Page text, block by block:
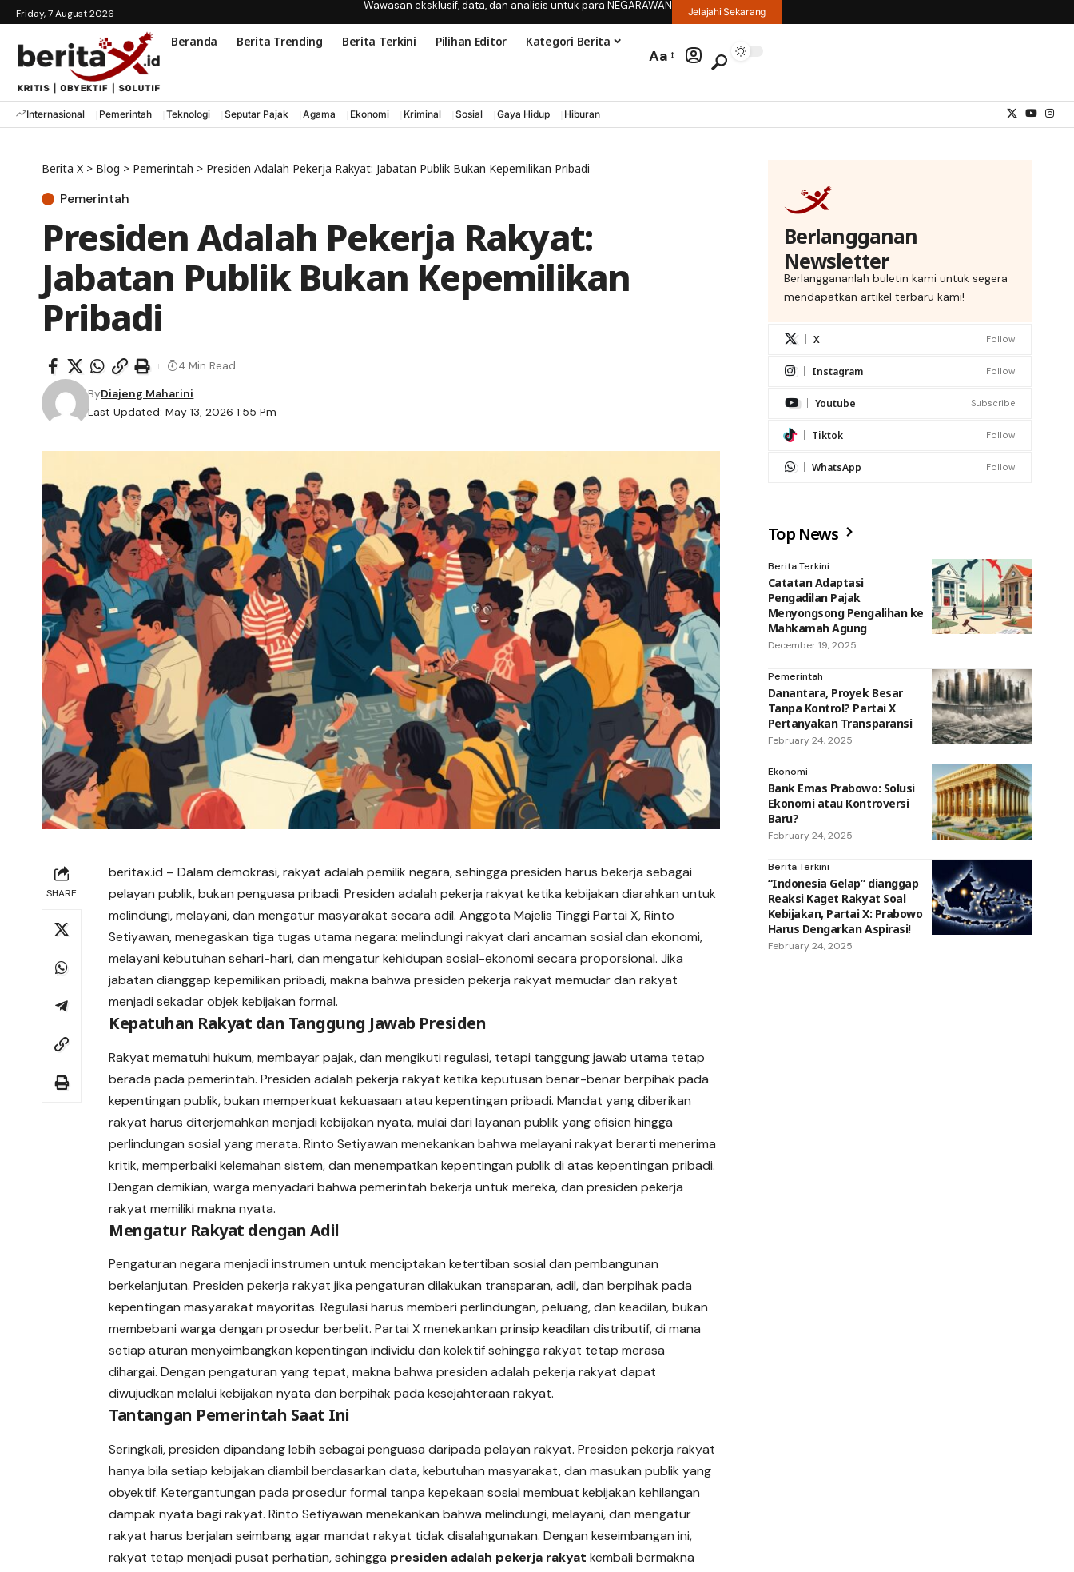
Friday, 7 August 2026
Wawasan eksklusif, data, dan analisis untuk para NEGARAWAN Jelajahi Sekarang
Beranda Berita Trending Berita Terkini Pilihan Editor Kategori Berita
Aa
Internasional Pemerintah Teknologi Seputar Pajak Agama Ekonomi Kriminal Sosial Gaya Hidup Hiburan
Berita X > Blog > Pemerintah > Presiden Adalah Pekerja Rakyat: Jabatan Publik Bukan Kepemilikan Pribadi
Pemerintah
Presiden Adalah Pekerja Rakyat:
Jabatan Publik Bukan Kepemilikan
Pribadi
Last Updated: May 13, 2026 1:55 Pm
ByDiajeng Maharini
4 Min Read
SHARE
beritax.id – Dalam demokrasi, rakyat adalah pemilik negara, sehingga presiden harus bekerja sebagai
pelayan publik, bukan penguasa pribadi. Presiden adalah pekerja rakyat ketika kebijakan diarahkan untuk
melindungi, melayani, dan mengatur masyarakat secara adil. Anggota Majelis Tinggi Partai X, Rinto
Setiyawan, menegaskan tiga tugas utama negara: melindungi rakyat dari ancaman sosial dan ekonomi,
melayani kebutuhan sehari-hari, dan mengatur kehidupan sosial-ekonomi secara proporsional. Jika
jabatan dianggap kepemilikan pribadi, makna bahwa presiden pekerja rakyat memudar dan rakyat
menjadi sekadar objek kebijakan formal.
Kepatuhan Rakyat dan Tanggung Jawab Presiden
Rakyat mematuhi hukum, membayar pajak, dan mengikuti regulasi, tetapi tanggung jawab utama tetap
berada pada pemerintah. Presiden adalah pekerja rakyat ketika keputusan benar-benar berpihak pada
kepentingan publik, bukan memperkuat kekuasaan atau kepentingan pribadi. Mandat yang diberikan
rakyat harus diterjemahkan menjadi kebijakan nyata, mulai dari layanan publik yang efisien hingga
perlindungan sosial yang merata. Rinto Setiyawan menekankan bahwa melayani rakyat berarti menerima
kritik, memperbaiki kelemahan sistem, dan menempatkan kepentingan publik di atas kepentingan pribadi.
Dengan demikian, warga menyadari bahwa pemerintah bekerja untuk mereka, dan presiden pekerja
rakyat memiliki makna nyata.
Mengatur Rakyat dengan Adil
Pengaturan negara menjadi instrumen untuk menciptakan ketertiban sosial dan pembangunan
berkelanjutan. Presiden pekerja rakyat jika pengaturan dilakukan transparan, adil, dan berpihak pada
kepentingan masyarakat mayoritas. Regulasi harus memberi perlindungan, peluang, dan keadilan, bukan
membebani warga dengan prosedur berbelit. Partai X menekankan prinsip keadilan distributif, di mana
setiap aturan menyeimbangkan kepentingan individu dan kolektif sehingga rakyat tetap merasa
dihargai. Dengan pengaturan yang tepat, makna bahwa presiden adalah pekerja rakyat dapat
diwujudkan melalui kebijakan nyata dan berpihak pada kesejahteraan rakyat.
Tantangan Pemerintah Saat Ini
Seringkali, presiden dipandang lebih sebagai penguasa daripada pelayan rakyat. Presiden pekerja rakyat
hanya bila setiap kebijakan diambil berdasarkan data, kebutuhan masyarakat, dan masukan publik yang
obyektif. Ketergantungan pada prosedur formal tanpa kepekaan sosial membuat kebijakan kehilangan
dampak nyata bagi rakyat. Rinto Setiyawan menekankan bahwa melindungi, melayani, dan mengatur
rakyat harus berjalan seimbang agar mandat rakyat tidak disalahgunakan. Dengan keseimbangan ini,
rakyat tetap menjadi pusat perhatian, sehingga presiden adalah pekerja rakyat kembali bermakna
Berlangganan
Newsletter
Berlanggananlah buletin kami untuk segera
mendapatkan artikel terbaru kami!
X Follow
Instagram Follow
Youtube Subscribe
Tiktok Follow
WhatsApp Follow
Top News
Berita Terkini
Catatan Adaptasi
Pengadilan Pajak
Menyongsong Pengalihan ke
Mahkamah Agung
December 19, 2025
Pemerintah
Danantara, Proyek Besar
Tanpa Kontrol? Partai X
Pertanyakan Transparansi
February 24, 2025
Ekonomi
Bank Emas Prabowo: Solusi
Ekonomi atau Kontroversi
Baru?
February 24, 2025
Berita Terkini
“Indonesia Gelap” dianggap
Reaksi Kaget Rakyat Soal
Kebijakan, Partai X: Prabowo
Harus Dengarkan Aspirasi!
February 24, 2025